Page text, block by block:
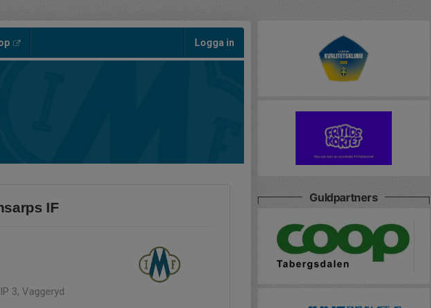
Logga in
IF
3, Vaggeryd
Guldpartners